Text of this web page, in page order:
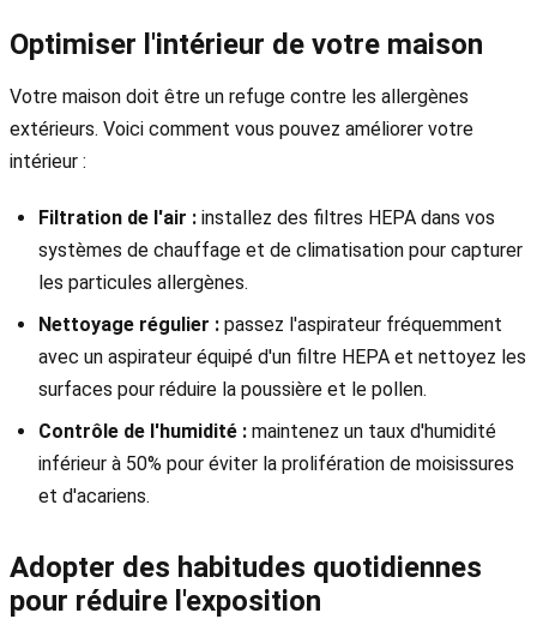
Optimiser l'intérieur de votre maison
Votre maison doit être un refuge contre les allergènes
extérieurs. Voici comment vous pouvez améliorer votre
intérieur :
Filtration de l'air : installez des filtres HEPA dans vos
systèmes de chauffage et de climatisation pour capturer
les particules allergènes.
Nettoyage régulier : passez l'aspirateur fréquemment
avec un aspirateur équipé d'un filtre HEPA et nettoyez les
surfaces pour réduire la poussière et le pollen.
Contrôle de l'humidité : maintenez un taux d'humidité
inférieur à 50% pour éviter la prolifération de moisissures
et d'acariens.
Adopter des habitudes quotidiennes
pour réduire l'exposition